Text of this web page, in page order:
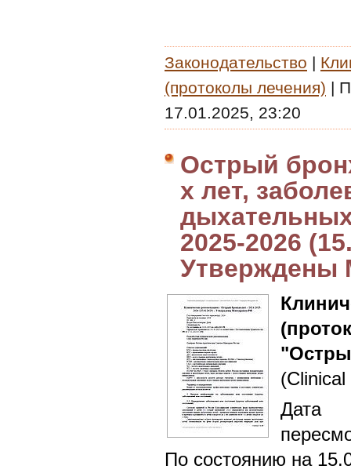
Законодательство |
(протоколы лечения) |
17.01.2025, 23:20
Острый
х лет,
2025-2026
Утверждены
Дата
По состоянию на